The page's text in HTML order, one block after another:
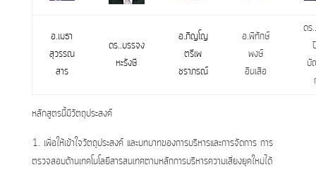
อ.เมธา
สุวรรณ
สาร
ดร..บรรจง
หะรังษี
อ.ภิญโญ
ตรีเพ
ชราภรณ์
อ.พิทักษ์
พงษ์
อินเสือ
ดร
บั
หลักสูตรนี้มีวัตถุประสงค์
เพื่อให้เข้าใจวัตถุประสงค์ และบทบาทของการบริหารและการจัดการ การ
ตรวจสอบด้านเทคโนโลยีสารสนเทศตามหลักการบริหารความเสี่ยงยุคใหม่ได้